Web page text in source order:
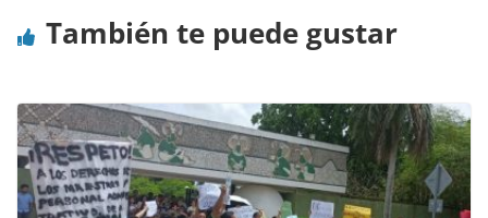
También te puede gustar